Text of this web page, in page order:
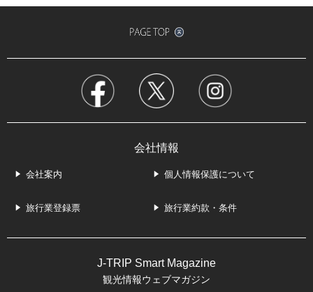
会社情報
会社案内 個人情報保護について
旅行業登録票 旅行業約款・条件
J-TRIP Smart Magazine
観光情報ウェブマガジン